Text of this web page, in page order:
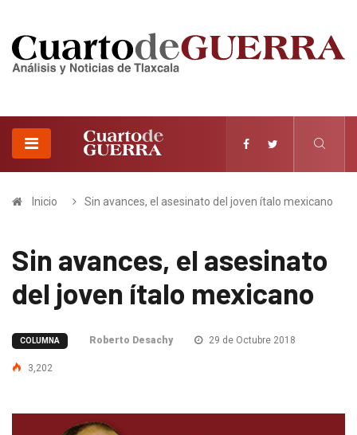
Inicio Sin avances, el asesinato del joven ítalo mexicano
Sin avances, el asesinato
del joven ítalo mexicano
COLUMNA Roberto Desachy 29 de Octubre 2018
3,202